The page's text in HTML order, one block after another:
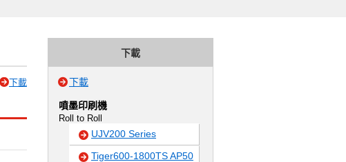
下載
下載
下載
噴墨印刷機
Roll to Roll
UJV200 Series
Tiger600-1800TS AP50